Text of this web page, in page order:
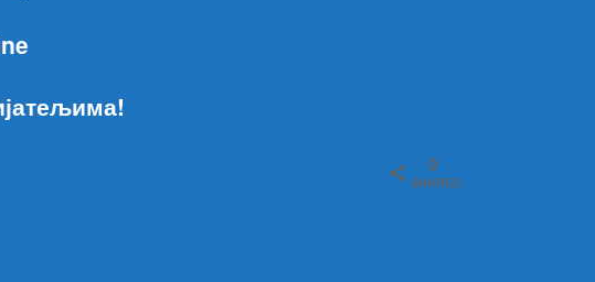
0
SHARES